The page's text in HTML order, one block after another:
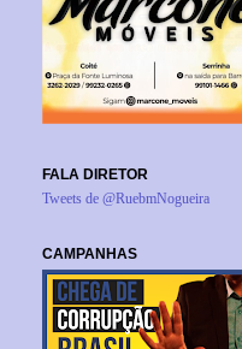
FALA DIRETOR
Tweets de @RuebmNogueira
CAMPANHAS